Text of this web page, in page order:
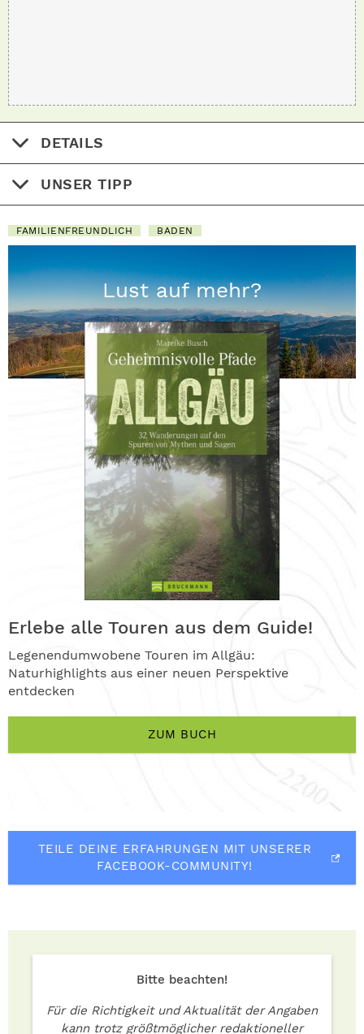
DETAILS
UNSER TIPP
FAMILIENFREUNDLICH BADEN
Lust auf mehr?
Erlebe alle Touren aus dem Guide!
Legenendumwobene Touren im Allgäu:
Naturhighlights aus einer neuen Perspektive
entdecken
ZUM BUCH
TEILE DEINE ERFAHRUNGEN MIT UNSERER
FACEBOOK-COMMUNITY!
Bitte beachten!
Für die Richtigkeit und Aktualität der Angaben
kann trotz größtmöglicher redaktioneller